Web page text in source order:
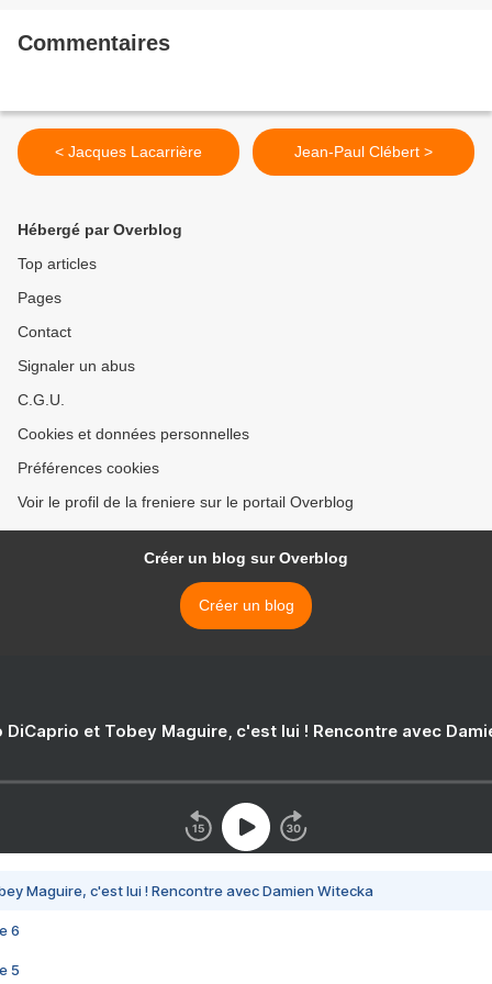
Commentaires
< Jacques Lacarrière Jean-Paul Clébert >
Hébergé par Overblog
Top articles
Pages
Contact
Signaler un abus
C.G.U.
Cookies et données personnelles
Préférences cookies
Voir le profil de la freniere sur le portail Overblog
Créer un blog sur Overblog
Créer un blog
DiCaprio et Tobey Maguire, c'est lui ! Rencontre avec
Maguire, c'est lui ! Rencontre avec Damien Witecka
6
5